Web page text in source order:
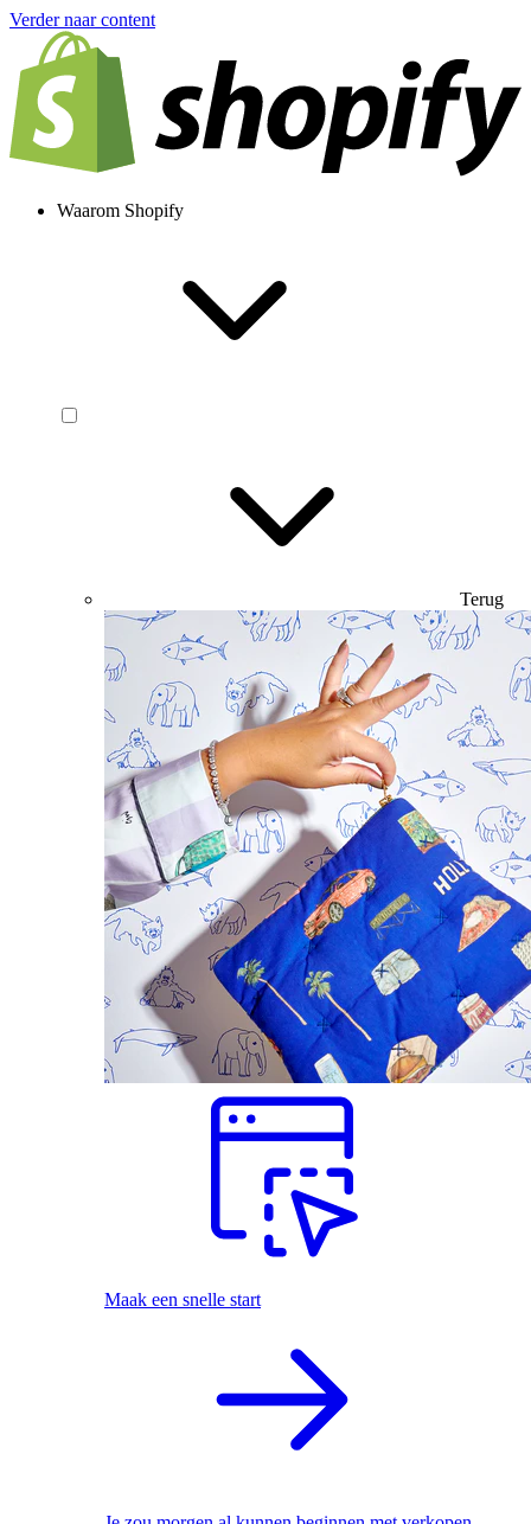
Verder naar content
Waarom Shopify
Terug
Maak een snelle start